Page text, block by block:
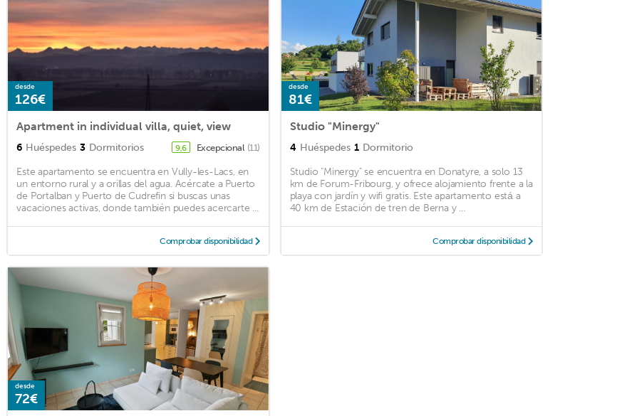
desde
126€
Apartment in individual villa, quiet, view
6 Huéspedes 3 Dormitorios 9,6 Excepcional (11)
Este apartamento se encuentra en Vully-les-Lacs, en
un entorno rural y a orillas del agua. Acércate a Puerto
de Portalban y Puerto de Cudrefin si buscas unas
vacaciones activas, donde también puedes acercarte ...
Comprobar disponibilidad
desde
81€
Studio "Minergy"
4 Huéspedes 1 Dormitorio
Studio "Minergy" se encuentra en Donatyre, a solo 13
km de Forum-Fribourg, y ofrece alojamiento frente a la
playa con jardín y wifi gratis. Este apartamento está a
40 km de Estación de tren de Berna y ...
Comprobar disponibilidad
desde
72€